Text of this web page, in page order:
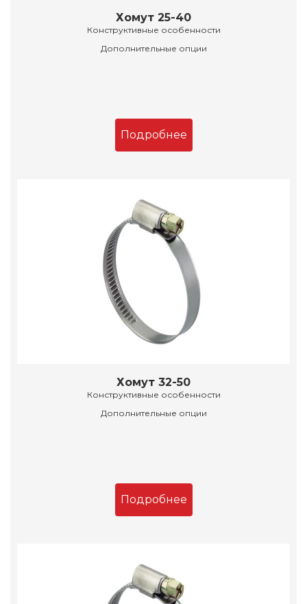
Хомут 25-40
Конструктивные особенности
Дополнительные опции
Подробнее
Хомут 32-50
Конструктивные особенности
Дополнительные опции
Подробнее